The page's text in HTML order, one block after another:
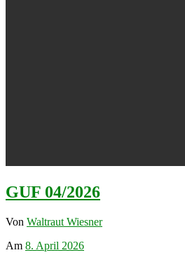
GUF 04/2026
Von Waltraut Wiesner
Am 8. April 2026